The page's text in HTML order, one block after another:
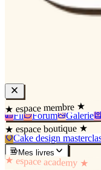
★ espace membre ★
Fil Forum Galerie
★ espace boutique ★
Cake design
Mes livres
★ espace academy ★